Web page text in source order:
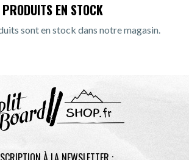
PRODUITS EN STOCK
sont en stock dans notre magasin.